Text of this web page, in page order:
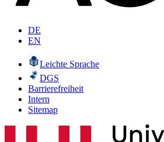
DE
EN
Leichte Sprache
DGS
Barrierefreiheit
Intern
Sitemap